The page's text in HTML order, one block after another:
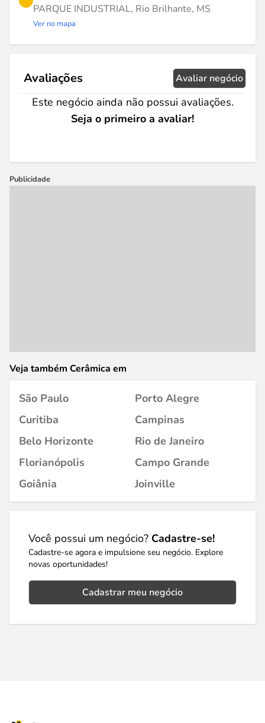
PARQUE INDUSTRIAL, Rio Brilhante, MS
Ver no mapa
Avaliações Avaliar negócio
Este negócio ainda não possui avaliações.
Seja o primeiro a avaliar!
Publicidade
Veja também Cerâmica em
São Paulo
Porto Alegre
Curitiba
Campinas
Belo Horizonte
Rio de Janeiro
Florianópolis
Campo Grande
Goiânia
Joinville
Você possui um negócio? Cadastre-se!
Cadastre-se agora e impulsione seu negócio. Explore
novas oportunidades!
Cadastrar meu negócio